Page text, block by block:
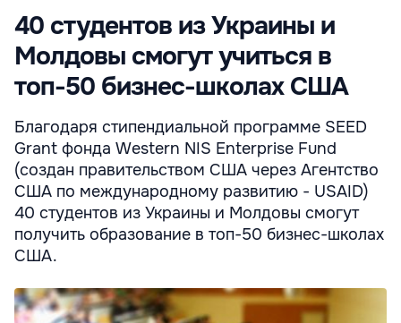
40 студентов из Украины и
Молдовы смогут учиться в
топ-50 бизнес-школах США
Благодаря стипендиальной программе SEED
Grant фонда Western NIS Enterprise Fund
(создан правительством США через Агентство
США по международному развитию - USAID)
40 студентов из Украины и Молдовы смогут
получить образование в топ-50 бизнес-школах
США.